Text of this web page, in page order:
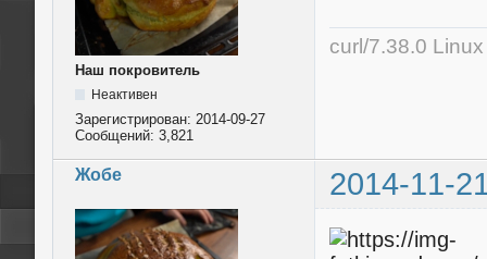
Наш покровитель
Неактивен
Зарегистрирован: 2014-09-27
Сообщений: 3,821
curl/7.38.0
Жобе 2014-11-